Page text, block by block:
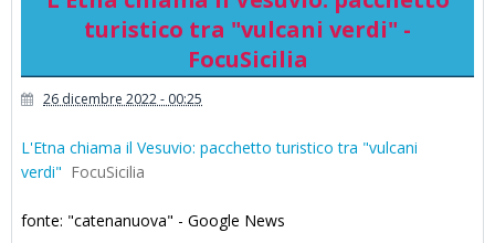
turistico tra "vulcani verdi" -
FocuSicilia
26 dicembre 2022 - 00:25
L'Etna chiama il Vesuvio: pacchetto turistico tra "vulcani
verdi" FocuSicilia
fonte: "catenanuova" - Google News